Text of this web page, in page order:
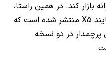
بازار کند. در همین راستا،
X5 منتشر شده است که
پرچمدار در دو نسخه